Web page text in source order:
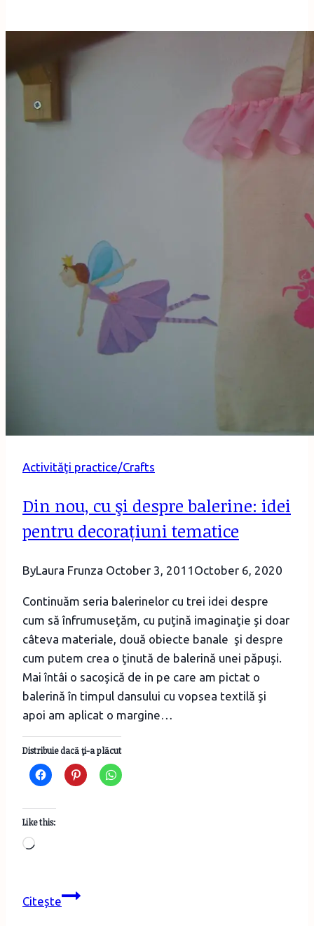
Activităţi practice/Crafts
Din nou, cu şi despre balerine: idei
pentru decorațiuni tematice
ByLaura Frunza October 3, 2011 October 6, 2020
Continuăm seria balerinelor cu trei idei despre
cum să înfrumuseţăm, cu puţină imaginaţie şi doar
câteva materiale, două obiecte banale şi despre
cum putem crea o ţinută de balerină unei păpuşi.
Mai întâi o sacoşică de in pe care am pictat o
balerină în timpul dansului cu vopsea textilă şi
apoi am aplicat o margine…
Distribuie dacă ţi-a plăcut
Like this:
Loading…
CiteșteDin